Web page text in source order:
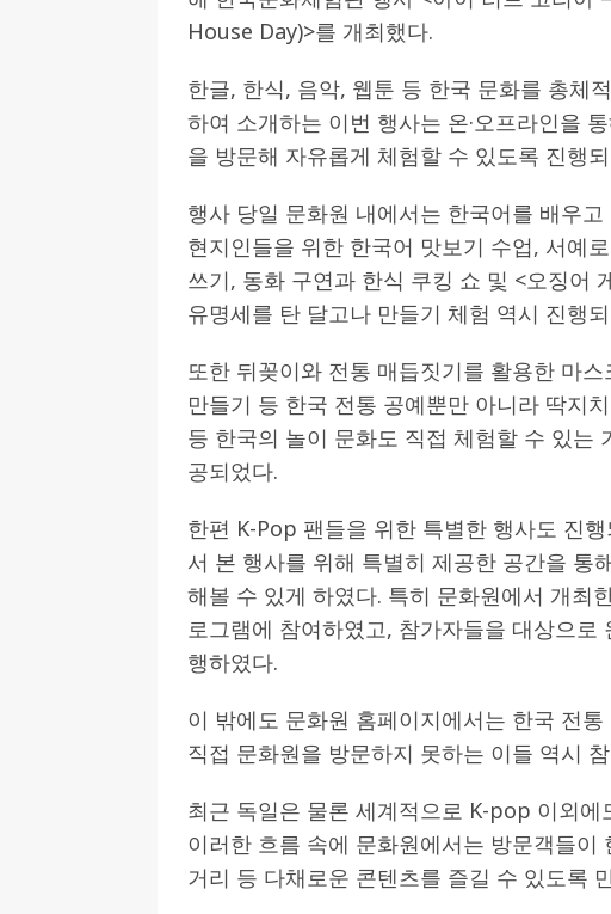
[ 2026-07-27 ] 튀빙겐대, ‘독일어권 한국학대회
[ 2026-07-20 ] 7.23 접수마감] 제108회 한국어능
[ 2026-07-20 ] “정체성은 연결의 자산”… 독일 한
인소식
[ 2022-03-20 ] 사진의 주인을 찾습니다. 게시판
House Day)>를 개최했다.
한글, 한식, 음악, 웹툰 등 한국 문화를 총체
하여 소개하는 이번 행사는 온·오프라인을
을 방문해 자유롭게 체험할 수 있도록 진행
행사 당일 문화원 내에서는 한국어를 배우고
현지인들을 위한 한국어 맛보기 수업, 서예
쓰기, 동화 구연과 한식 쿠킹 쇼 및 <오징어
유명세를 탄 달고나 만들기 체험 역시 진행
또한 뒤꽂이와 전통 매듭짓기를 활용한 마스
만들기 등 한국 전통 공예뿐만 아니라 딱지
등 한국의 놀이 문화도 직접 체험할 수 있는
공되었다.
한편 K-Pop 팬들을 위한 특별한 행사도 진
서 본 행사를 위해 특별히 제공한 공간을 통
해볼 수 있게 하였다. 특히 문화원에서 개최
로그램에 참여하였고, 참가자들을 대상으
행하였다.
이 밖에도 문화원 홈페이지에서는 한국 전
직접 문화원을 방문하지 못하는 이들 역시
최근 독일은 물론 세계적으로 K-pop 이외
이러한 흐름 속에 문화원에서는 방문객들
거리 등 다채로운 콘텐츠를 즐길 수 있도록